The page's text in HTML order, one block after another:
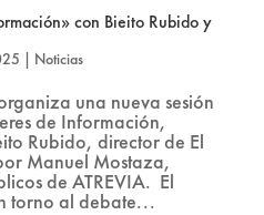
con Bieito Rubido y
| Noticias
una nueva sesión
de Información,
Rubido, director de El
Manuel Mostaza,
de ATREVIA. El
torno al debate...